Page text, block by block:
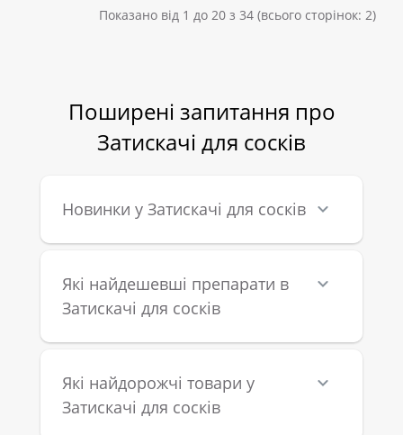
Показано від 1 до 20 з 34 (всього сторінок: 2)
Поширені запитання про
Затискачі для сосків
Новинки у Затискачі для сосків
Які найдешевші препарати в
Затискачі для сосків
Які найдорожчі товари у
Затискачі для сосків